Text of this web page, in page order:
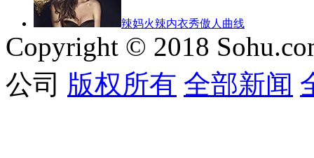
辣妈火辣内衣秀傲人曲线
Copyright © 2018
公司 版权所有 全部新闻